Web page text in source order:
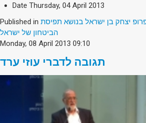
Date Thursday, 04 April 2013
Published in יצחק בן ישראל בנושא תפיסת
הביטחון של ישראל
Monday, 08 April 2013 09:10
תגובה לדברי עוזי ערד